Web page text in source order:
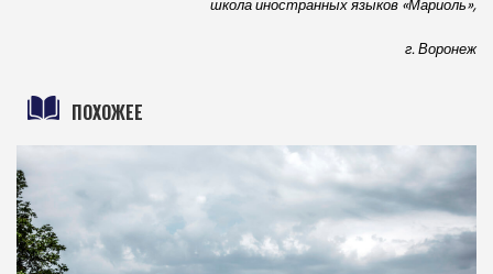
школа иностранных языков «Мариоль»,
г. Воронеж
ПОХОЖЕЕ